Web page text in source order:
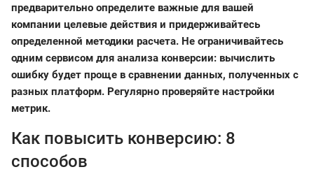
предварительно определите важные для вашей
компании целевые действия и придерживайтесь
определенной методики расчета. Не ограничивайтесь
одним сервисом для анализа конверсии: вычислить
ошибку будет проще в сравнении данных, полученных с
разных платформ. Регулярно проверяйте настройки
метрик.
Как повысить конверсию: 8
способов